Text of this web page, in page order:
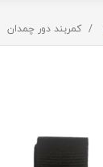
کمربند دور چمدان